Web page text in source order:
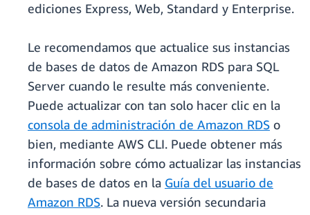
ediciones Express, Web, Standard y Enterprise.
Le recomendamos que actualice sus instancias
de bases de datos de Amazon RDS para SQL
Server cuando le resulte más conveniente.
Puede actualizar con tan solo hacer clic en la
consola de administración de Amazon RDS o
bien, mediante AWS CLI. Puede obtener más
información sobre cómo actualizar las instancias
de bases de datos en la Guía del usuario de
Amazon RDS. La nueva versión secundaria